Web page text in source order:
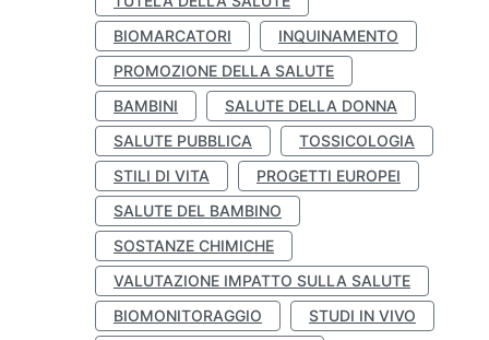
BIOMARCATORI
INQUINAMENTO
PROMOZIONE DELLA SALUTE
BAMBINI
SALUTE DELLA DONNA
SALUTE PUBBLICA
TOSSICOLOGIA
STILI DI VITA
PROGETTI EUROPEI
SALUTE DEL BAMBINO
SOSTANZE CHIMICHE
VALUTAZIONE IMPATTO SULLA SALUTE
BIOMONITORAGGIO
STUDI IN VIVO